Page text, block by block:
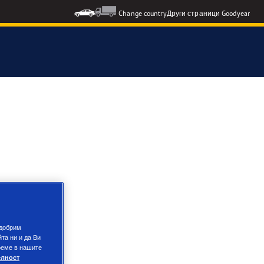
Change countryДруги страници Goodyear
ни и да Ви
в нашите